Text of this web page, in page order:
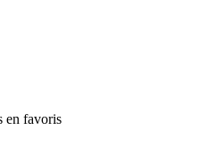
en favoris